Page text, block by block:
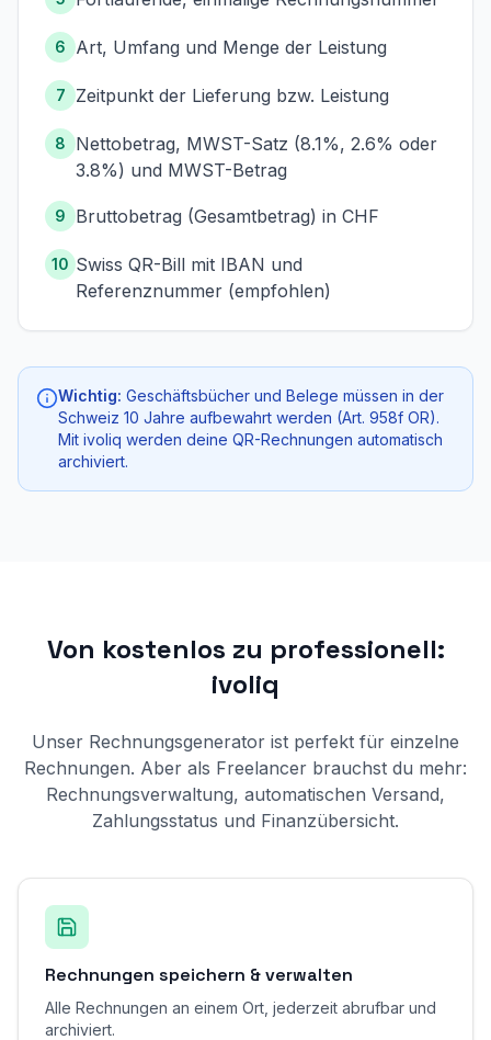
6 Art, Umfang und Menge der Leistung
7 Zeitpunkt der Lieferung bzw. Leistung
8
Nettobetrag, MWST-Satz (8.1%, 2.6% oder
3.8%) und MWST-Betrag
9 Bruttobetrag (Gesamtbetrag) in CHF
10 Swiss QR-Bill mit IBAN und
Referenznummer (empfohlen)
Wichtig: Geschäftsbücher und Belege müssen in der
Schweiz 10 Jahre aufbewahrt werden (Art. 958f OR).
Mit ivoliq werden deine QR-Rechnungen automatisch
archiviert.
Von kostenlos zu professionell:
ivoliq
Unser Rechnungsgenerator ist perfekt für einzelne
Rechnungen. Aber als Freelancer brauchst du mehr:
Rechnungsverwaltung, automatischen Versand,
Zahlungsstatus und Finanzübersicht.
Rechnungen speichern & verwalten
Alle Rechnungen an einem Ort, jederzeit abrufbar und
archiviert.